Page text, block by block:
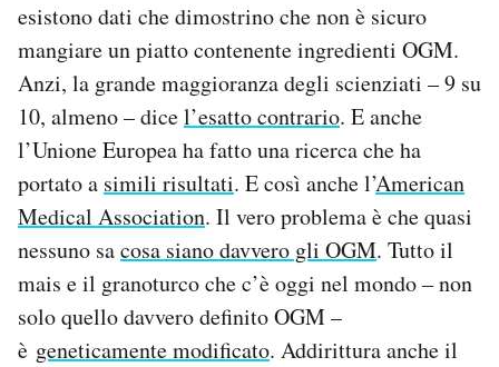
esistono dati che dimostrino che non è sicuro
mangiare un piatto contenente ingredienti OGM.
Anzi, la grande maggioranza degli scienziati – 9 su
10, almeno – dicel’esatto contrario. E anche
l’Unione Europea ha fatto una ricerca che ha
portato a simili risultati. E così anche l’American
Medical Association. Il vero problema è che quasi
nessuno sacosa siano davvero gli OGM. Tutto il
mais e il granoturco che c’è oggi nel mondo – non
solo quello davvero definito OGM –
è geneticamente modificato. Addirittura anche il